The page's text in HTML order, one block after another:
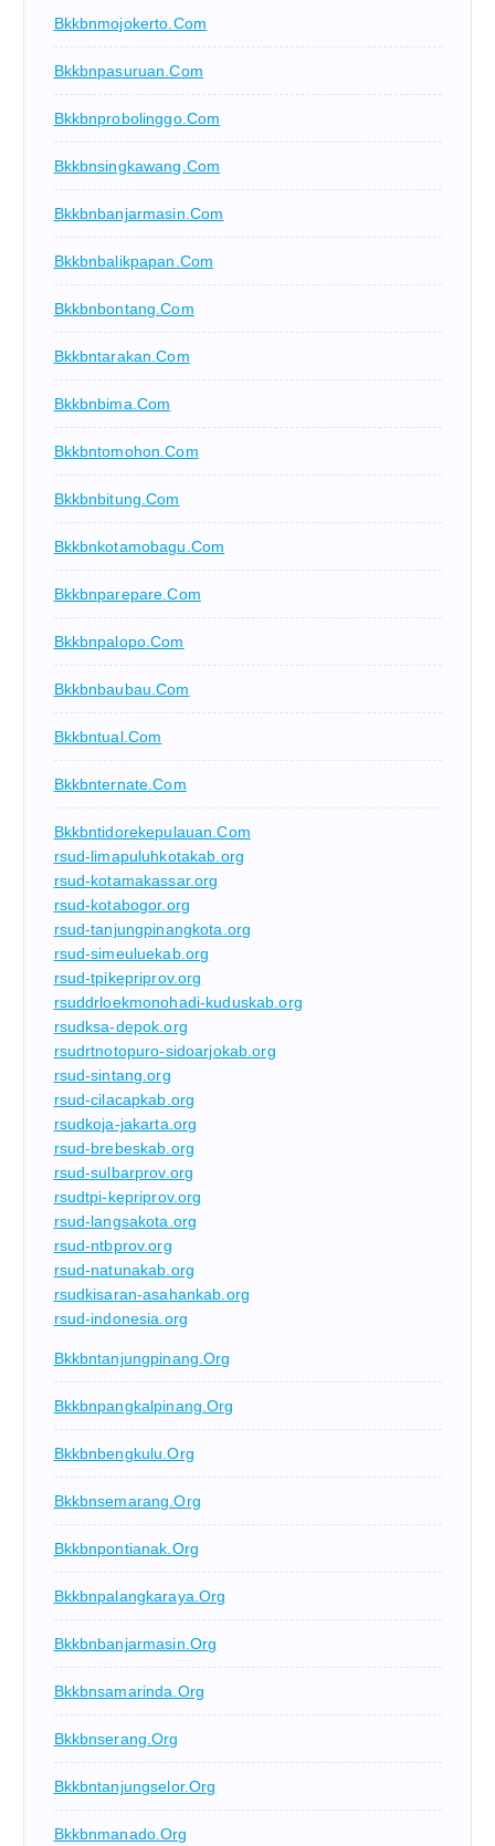
Bkkbnmojokerto.com
Bkkbnpasuruan.com
Bkkbnprobolinggo.com
Bkkbnsingkawang.com
Bkkbnbanjarmasin.com
Bkkbnbalikpapan.com
Bkkbnbontang.com
Bkkbntarakan.com
Bkkbnbima.com
Bkkbntomohon.com
Bkkbnbitung.com
Bkkbnkotamobagu.com
Bkkbnparepare.com
Bkkbnpalopo.com
Bkkbnbaubau.com
Bkkbntual.com
Bkkbnternate.com
Bkkbntidorekepulauan.com
rsud-limapuluhkotakab.org
rsud-kotamakassar.org
rsud-kotabogor.org
rsud-tanjungpinangkota.org
rsud-simeuluekab.org
rsud-tpikepriprov.org
rsuddrloekmonohadi-kuduskab.org
rsudksa-depok.org
rsudrtnotopuro-sidoarjokab.org
rsud-sintang.org
rsud-cilacapkab.org
rsudkoja-jakarta.org
rsud-brebeskab.org
rsud-sulbarprov.org
rsudtpi-kepriprov.org
rsud-langsakota.org
rsud-ntbprov.org
rsud-natunakab.org
rsudkisaran-asahankab.org
rsud-indonesia.org
Bkkbntanjungpinang.org
Bkkbnpangkalpinang.org
Bkkbnbengkulu.org
Bkkbnsemarang.org
Bkkbnpontianak.org
Bkkbnpalangkaraya.org
Bkkbnbanjarmasin.org
Bkkbnsamarinda.org
Bkkbnserang.org
Bkkbntanjungselor.org
Bkkbnmanado.org